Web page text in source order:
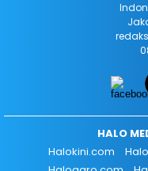
HALO
Halokini.com